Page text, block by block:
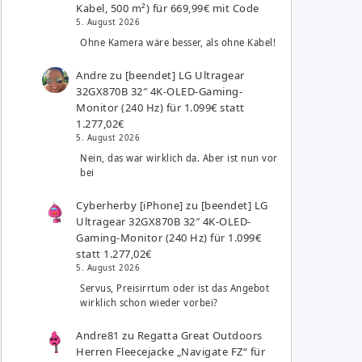
Kabel, 500 m²) für 669,99€ mit Code
5. August 2026
Ohne Kamera wäre besser, als ohne Kabel!
Andre zu [beendet] LG Ultragear
32GX870B 32″ 4K-OLED-Gaming-
Monitor (240 Hz) für 1.099€ statt
1.277,02€
5. August 2026
Nein, das war wirklich da. Aber ist nun vor
bei
Cyberherby [iPhone] zu [beendet] LG
Ultragear 32GX870B 32″ 4K-OLED-
Gaming-Monitor (240 Hz) für 1.099€
statt 1.277,02€
5. August 2026
Servus, Preisirrtum oder ist das Angebot
wirklich schon wieder vorbei?
Andre81 zu Regatta Great Outdoors
Herren Fleecejacke „Navigate FZ“ für